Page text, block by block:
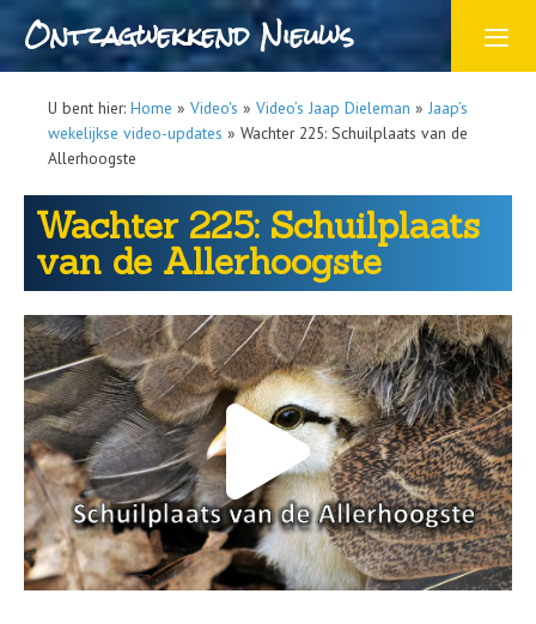
Ontzagwekkend Nieuws
U bent hier: Home » Video's » Video’s Jaap Dieleman » Jaap’s
wekelijkse video-updates » Wachter 225: Schuilplaats van de
Allerhoogste
Wachter 225: Schuilplaats
van de Allerhoogste